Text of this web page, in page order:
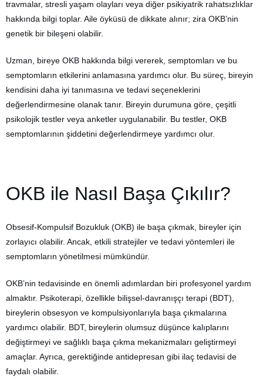
travmalar, stresli yaşam olayları veya diğer psikiyatrik rahatsızlıklar
hakkında bilgi toplar. Aile öyküsü de dikkate alınır; zira OKB’nin
genetik bir bileşeni olabilir.
Uzman, bireye OKB hakkında bilgi vererek, semptomları ve bu
semptomların etkilerini anlamasına yardımcı olur. Bu süreç, bireyin
kendisini daha iyi tanımasına ve tedavi seçeneklerini
değerlendirmesine olanak tanır. Bireyin durumuna göre, çeşitli
psikolojik testler veya anketler uygulanabilir. Bu testler, OKB
semptomlarının şiddetini değerlendirmeye yardımcı olur.
OKB ile Nasıl Başa Çıkılır?
Obsesif-Kompulsif Bozukluk (OKB) ile başa çıkmak, bireyler için
zorlayıcı olabilir. Ancak, etkili stratejiler ve tedavi yöntemleri ile
semptomların yönetilmesi mümkündür.
OKB’nin tedavisinde en önemli adımlardan biri profesyonel yardım
almaktır. Psikoterapi, özellikle bilişsel-davranışçı terapi (BDT),
bireylerin obsesyon ve kompulsiyonlarıyla başa çıkmalarına
yardımcı olabilir. BDT, bireylerin olumsuz düşünce kalıplarını
değiştirmeyi ve sağlıklı başa çıkma mekanizmaları geliştirmeyi
amaçlar. Ayrıca, gerektiğinde antidepresan gibi ilaç tedavisi de
faydalı olabilir.